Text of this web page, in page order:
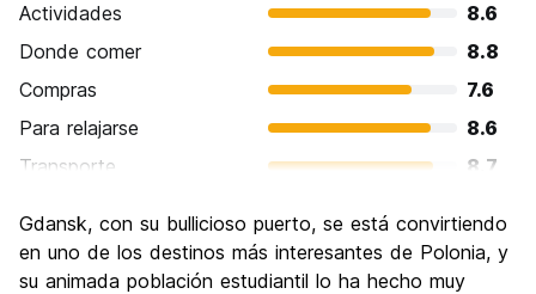
Actividades
8.6
Donde comer
8.8
Compras
7.6
Para relajarse
8.6
Transporte
8.7
Cultura
9.0
Fiesta
Gdansk, con su bullicioso puerto, se está convirtiendo
en uno de los destinos más interesantes de Polonia, y
su animada población estudiantil lo ha hecho muy